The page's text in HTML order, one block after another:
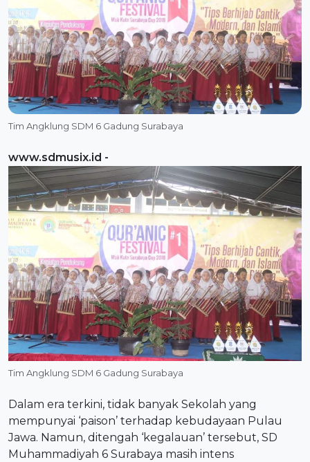
Tim Angklung SDM 6 Gadung Surabaya
www.sdmusix.id -
Tim Angklung SDM 6 Gadung Surabaya
Dalam era terkini, tidak banyak Sekolah yang
mempunyai ‘paison’ terhadap kebudayaan Pulau
Jawa. Namun, ditengah ‘kegalauan’ tersebut, SD
Muhammadiyah 6 Surabaya masih intens